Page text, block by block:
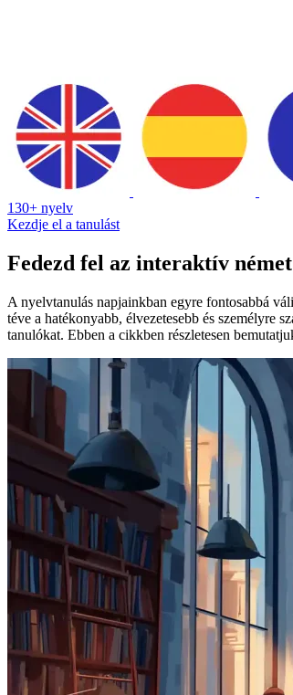
130+ nyelv
Kezdje el a tanulást
Fedezd fel az interaktív
A nyelvtanulás napjainkban egyre fontosabbá
téve a hatékonyabb, élvezetesebb és személyre
tanulókat. Ebben a cikkben részletesen